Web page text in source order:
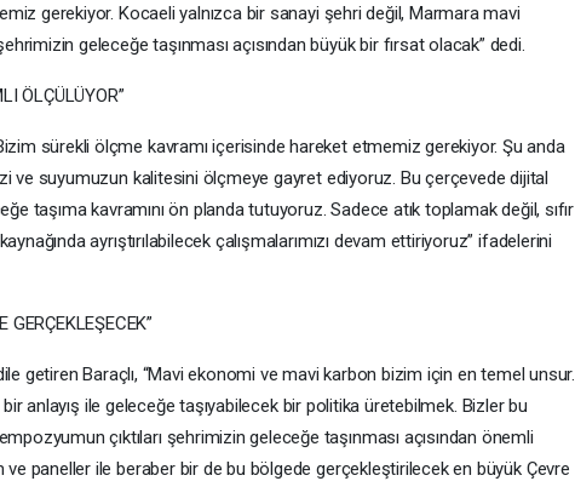
gerekiyor. Kocaeli yalnızca bir sanayi şehri değil, Marmara mavi
geleceğe taşınması açısından büyük bir fırsat olacak” dedi.
ÖLÇÜLÜYOR”
sürekli ölçme kavramı içerisinde hareket etmemiz gerekiyor. Şu anda
ve suyumuzun kalitesini ölçmeye gayret ediyoruz. Bu çerçevede dijital
taşıma kavramını ön planda tutuyoruz. Sadece atık toplamak değil, sıfır
ayrıştırılabilecek çalışmalarımızı devam ettiriyoruz” ifadelerini
GERÇEKLEŞECEK”
getiren Baraçlı, “Mavi ekonomi ve mavi karbon bizim için en temel unsur.
anlayış ile geleceğe taşıyabilecek bir politika üretebilmek. Bizler bu
çıktıları şehrimizin geleceğe taşınması açısından önemli
paneller ile beraber bir de bu bölgede gerçekleştirilecek en büyük Çevre